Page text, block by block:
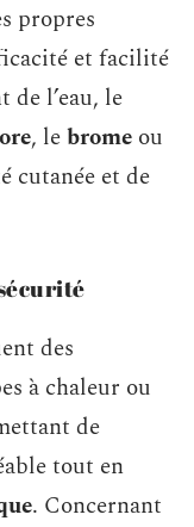
propres
et facilité
l’eau, le
, lebrome ou
cutanée et de
des
à chaleur ou
de
tout en
. Concernant